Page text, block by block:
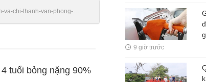
va-chi-thanh-van-phong-
tuổi bỏng nặng 90%
9 giờ trước